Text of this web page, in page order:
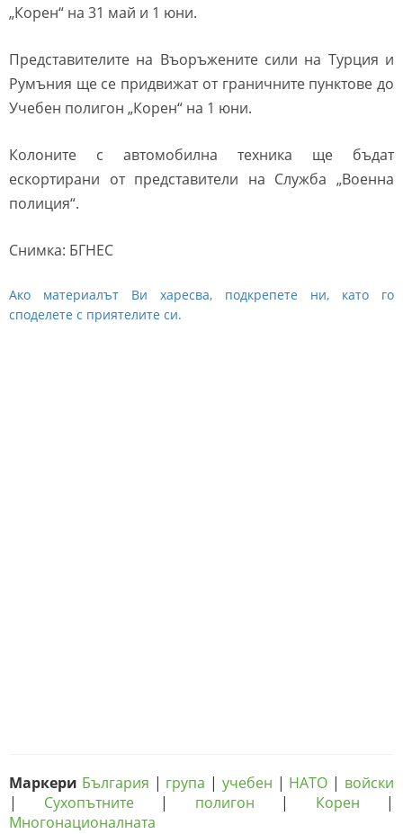
„Корен“ на 31 май и 1 юни.
Представителите на Въоръжените сили на Турция и
Румъния ще се придвижат от граничните пунктове до
Учебен полигон „Корен“ на 1 юни.
Колоните с автомобилна техника ще бъдат
ескортирани от представители на Служба „Военна
полиция“.
Снимка: БГНЕС
Ако материалът Ви харесва, подкрепете ни, като го
споделете с приятелите си.
Маркери България | група | учебен | НАТО | войски
| Сухопътните| полигон | Корен |
Многонационалната